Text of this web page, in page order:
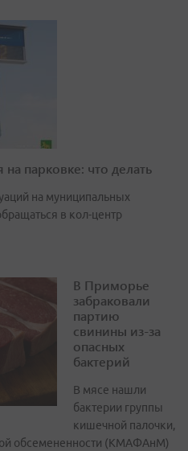
парковке: что делать
на муниципальных
в кол-центр
В Приморье
забраковали
партию
свинины из-за
опасных
бактерий
В мясе нашли
бактерии группы
кишечной палочки,
обсемененности (КМАФАнМ)